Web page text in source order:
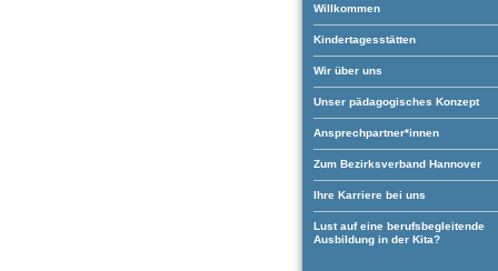
Willkommen
Kindertagesstätten
Wir über uns
Unser pädagogisches Konzept
Ansprechpartner*innen
Zum Bezirksverband Hannover
Ihre Karriere bei uns
Lust auf eine berufsbegleitende
Ausbildung in der Kita?